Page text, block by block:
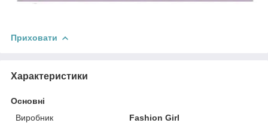
Приховати
Характеристики
Основні
Виробник
Fashion Girl